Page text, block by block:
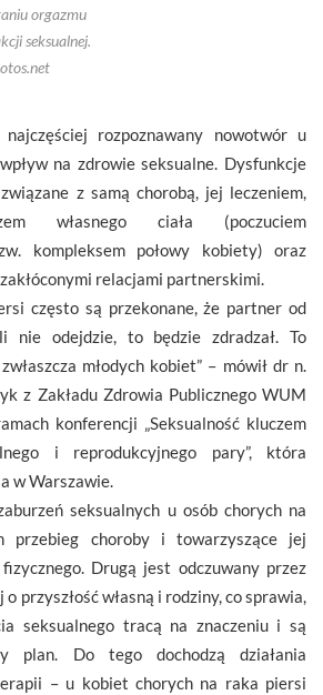
orgazmu
seksualnej.
rozpoznawany nowotwór u
na zdrowie seksualne. Dysfunkcje
z samą chorobą, jej leczeniem,
własnego ciała (poczuciem
kompleksem połowy kobiety) oraz
relacjami partnerskimi.
często są przekonane, że partner od
nie odejdzie, to będzie zdradzał. To
młodych kobiet” – mówił dr n.
z Zakładu Zdrowia Publicznego WUM
konferencji „Seksualność kluczem
i reprodukcyjnego pary”, która
w Warszawie.
seksualnych u osób chorych na
przebieg choroby i towarzyszące jej
Drugą jest odczuwany przez
przyszłość własną i rodziny, co sprawia,
seksualnego tracą na znaczeniu i są
plan. Do tego dochodzą działania
– u kobiet chorych na raka piersi